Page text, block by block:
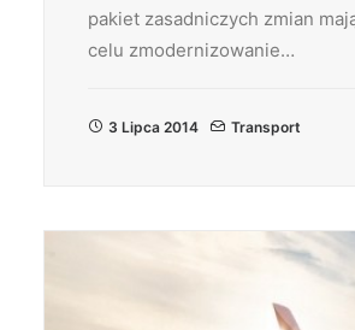
pakiet zasadniczych zmian
celu zmodernizowanie…
3 Lipca 2014 Transport